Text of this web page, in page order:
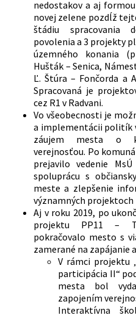
nedostakov a aj
novej zelene pozdĺž
štádiu spracovania
povolenia a 3 projekty
územného konania
Hušták – Senica,
Ľ. Štúra – Fončorda a
Spracovaná je
cez R1 v Radvani.
Vo všeobecnosti je
a implementácii politík
záujem mesta o
verejnosťou. Po
prejavilo vedenie
spoluprácu s
meste a zlepšenie
významných projektoch
Aj v roku 2019, po
projektu PP11 –
pokračovalo mesto s
zamerané na zapájanie
V rámci projektu
participácia II“
mesta bol
zapojením
Interaktívna